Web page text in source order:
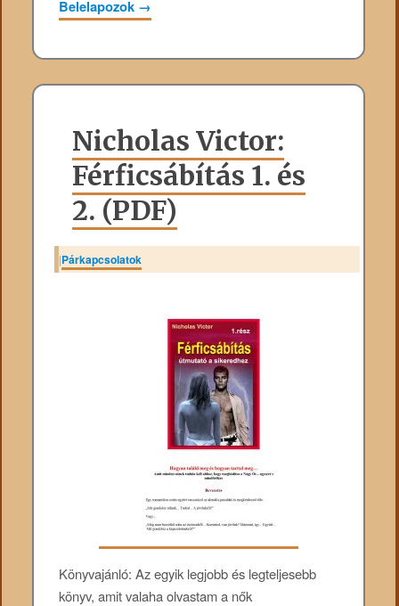
Belelapozok →
Nicholas Victor:
Férficsábítás 1. és
2. (PDF)
|Párkapcsolatok
Könyvajánló: Az egyik legjobb és legteljesebb
könyv, amit valaha olvastam a nők